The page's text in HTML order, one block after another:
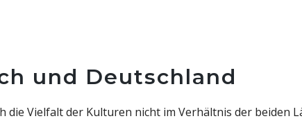
und Deutschland
Vielfalt der Kulturen nicht im Verhältnis der beiden